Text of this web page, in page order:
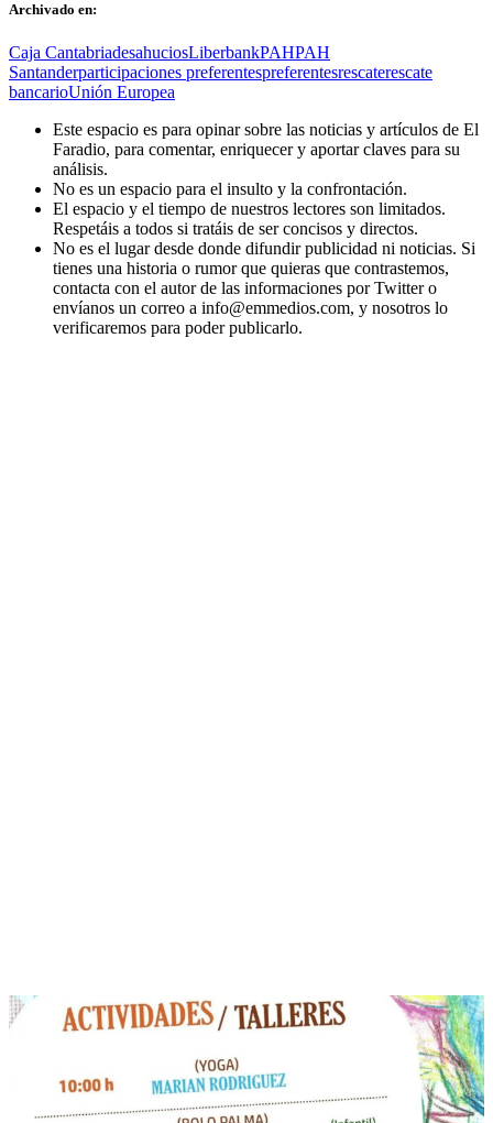
Archivado en:
Caja CantabriadesahuciosLiberbankPAHPAH
Santanderparticipaciones preferentespreferentesrescaterescate
bancarioUnión Europea
Este espacio es para opinar sobre las noticias y artículos de El
Faradio, para comentar, enriquecer y aportar claves para su
análisis.
No es un espacio para el insulto y la confrontación.
El espacio y el tiempo de nuestros lectores son limitados.
Respetáis a todos si tratáis de ser concisos y directos.
No es el lugar desde donde difundir publicidad ni noticias. Si
tienes una historia o rumor que quieras que contrastemos,
contacta con el autor de las informaciones por Twitter o
envíanos un correo a info@emmedios.com, y nosotros lo
verificaremos para poder publicarlo.